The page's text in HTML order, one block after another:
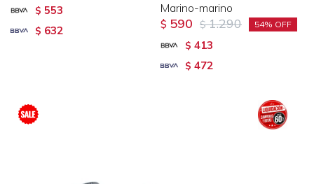
$ 553
$ 632
Marino-marino
$ 590 $ 1.290 54
$ 413
$ 472